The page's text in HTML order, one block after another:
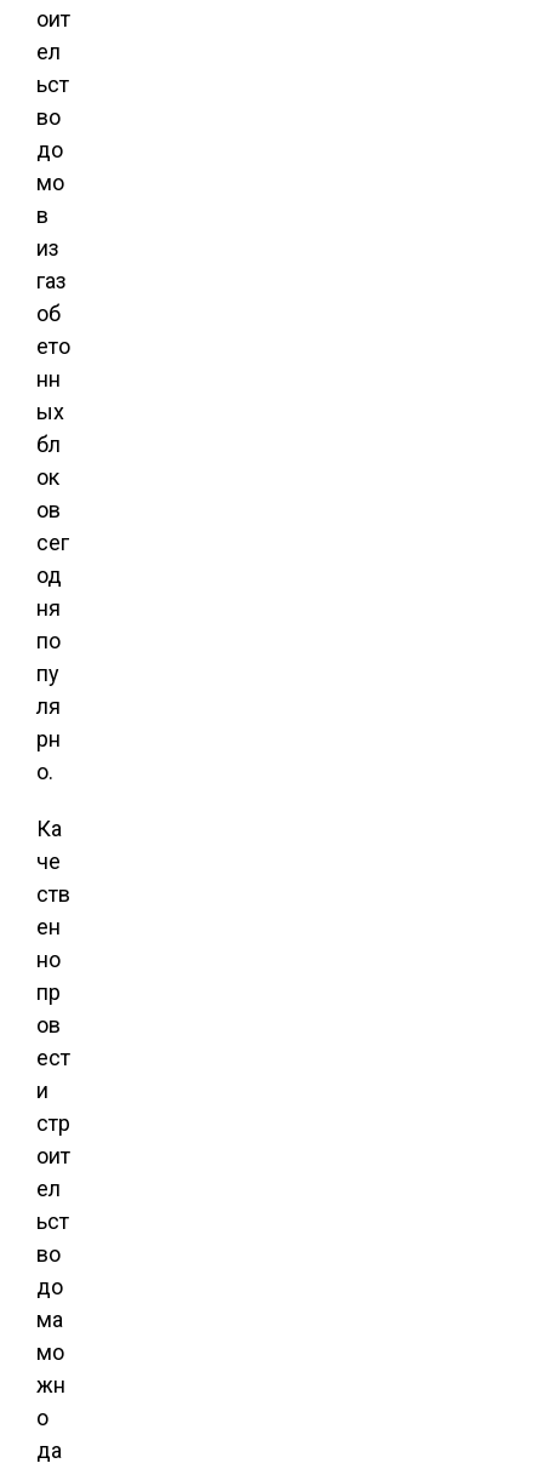
оит
ел
ьст
во
до
мо
в
из
газ
об
ето
нн
ых
бл
ок
ов
сег
од
ня
по
пу
ля
рн
о.
Ка
че
ств
ен
но
пр
ов
ест
и
стр
оит
ел
ьст
во
до
ма
мо
жн
о
да